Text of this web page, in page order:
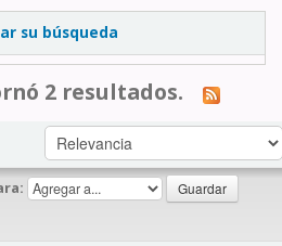
su búsqueda
2 resultados.